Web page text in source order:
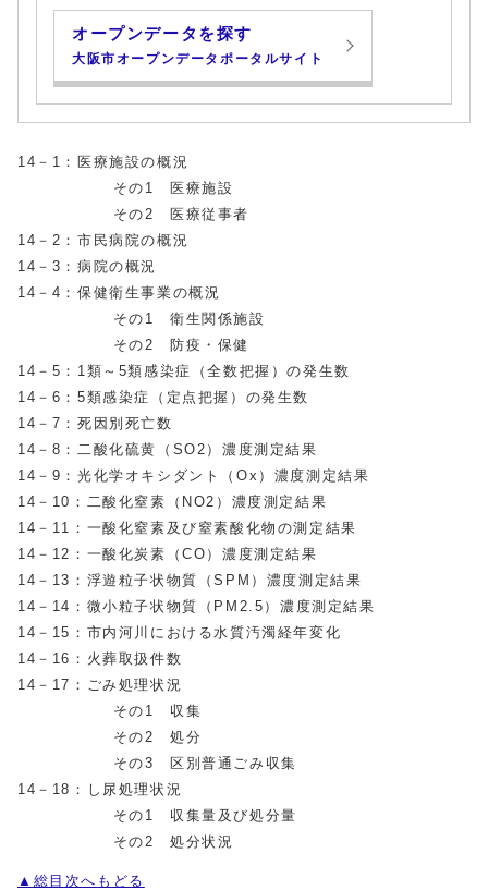
オープンデータを探す
大阪市オープンデータポータルサイト
14－1：医療施設の概況
その1 医療施設
その2 医療従事者
14－2：市民病院の概況
14－3：病院の概況
14－4：保健衛生事業の概況
その1 衛生関係施設
その2 防疫・保健
14－5：1類～5類感染症（全数把握）の発生数
14－6：5類感染症（定点把握）の発生数
14－7：死因別死亡数
14－8：二酸化硫黄（SO2）濃度測定結果
14－9：光化学オキシダント（Ox）濃度測定結果
14－10：二酸化窒素（NO2）濃度測定結果
14－11：一酸化窒素及び窒素酸化物の測定結果
14－12：一酸化炭素（CO）濃度測定結果
14－13：浮遊粒子状物質（SPM）濃度測定結果
14－14：微小粒子状物質（PM2.5）濃度測定結果
14－15：市内河川における水質汚濁経年変化
14－16：火葬取扱件数
14－17：ごみ処理状況
その1 収集
その2 処分
その3 区別普通ごみ収集
14－18：し尿処理状況
その1 収集量及び処分量
その2 処分状況
▲総目次へもどる